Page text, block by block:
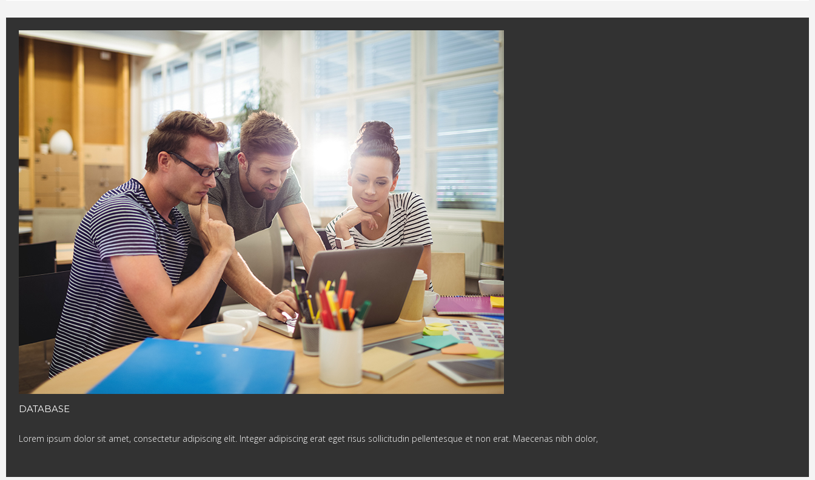
DATABASE
Lorem ipsum dolor sit amet, consectetur adipiscing elit. Integer adipiscing erat eget risus sollicitudin pellentesque et non erat. Maecenas nibh dolor,